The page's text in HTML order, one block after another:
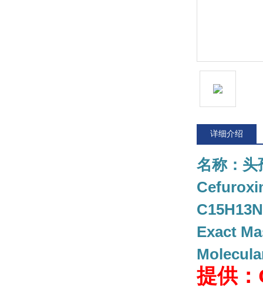
详细介绍
名称：头
Exact
提供